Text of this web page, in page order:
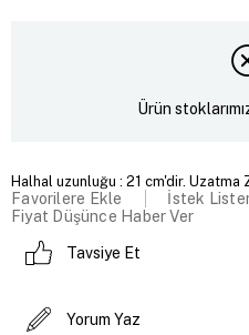
Ürün
Halhal uzunluğu : 21 cm'dir. Uzatma
Favorilere Ekle
İstek
Fiyat Düşünce Haber Ver
Tavsiye Et
Yorum Yaz